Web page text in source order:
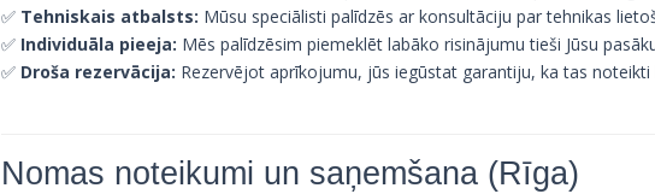
✅ Tehniskais atbalsts: Mūsu speciālisti palīdzēs ar konsultāciju par tehnikas
✅ Individuāla pieeja: Mēs palīdzēsim piemeklēt labāko risinājumu tieši Jūsu
✅ Droša rezervācija: Rezervējot aprīkojumu, jūs iegūstat garantiju, ka tas noteikti
Nomas noteikumi un saņemšana (Rīga)